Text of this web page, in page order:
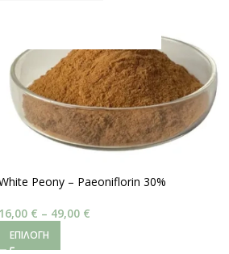
Peony – Paeoniflorin 30%
16,00 € – 49,00 €
ΕΠΙΛΟΓΉ